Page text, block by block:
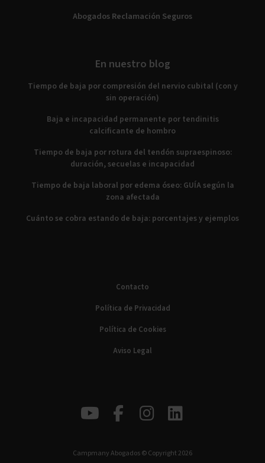
Abogados Reclamación Seguros
En nuestro blog
Tiempo de baja por compresión del nervio cubital (con y
sin operación)
Baja e incapacidad permanente por tendinitis
calcificante de hombro
Tiempo de baja por rotura del tendón supraespinoso:
duración, secuelas e incapacidad
Tiempo de baja laboral por edema óseo: GUÍA según la
zona afectada
Cuánto se cobra estando de baja: porcentajes y ejemplos
Contacto
Política de Privacidad
Política de Cookies
Aviso Legal
Campmany Abogados © Copyright 2026